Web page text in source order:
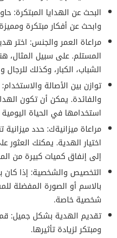
البحث عن الهدايا المبتكرة:
وابحث عن أفكار مبتكرة
مراعاة العمر والجنس: اختر
المستلم. على سبيل المثال،
الشباب، الكبار، وكذلك للرجال
توازن بين الأصالة
والفائدة. يمكن أن تكون
استخدامها في الحياة
مراعاة ميزانيةك: حدد ميزانية
اختيار الهدية. يمكنك العثور
إلى إنفاق كميات كبيرة من
التخصيص والشخصية: إذا
بالاسم أو الصورة المفضلة
شخصية خاصة.
تقديم الهدية بشكل جميل:
ومبتكر لزيادة تأثيرها.